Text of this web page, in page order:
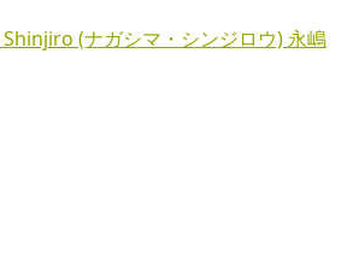
(ナガシマ・シンジロウ) 永嶋